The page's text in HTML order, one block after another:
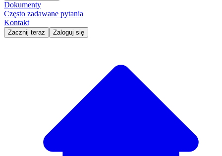
Dokumenty
Często zadawane pytania
Kontakt
Zacznij teraz Zaloguj się